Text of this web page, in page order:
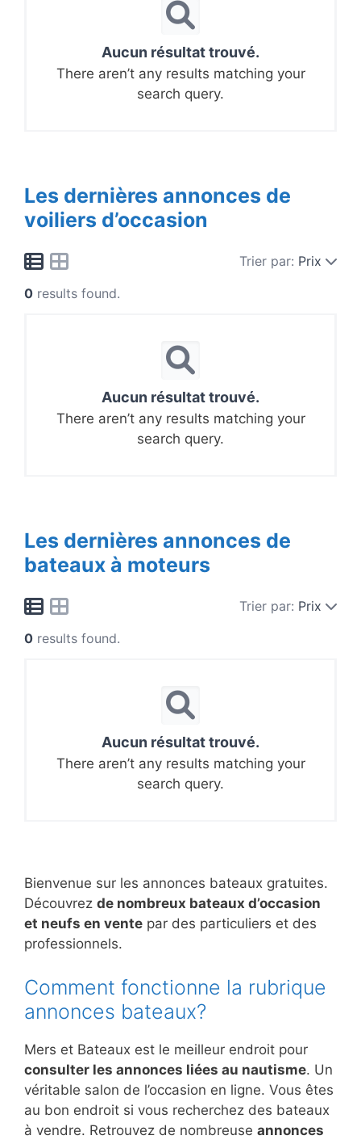
Aucun résultat trouvé.
There aren’t any results matching your
search query.
Les dernières annonces de
voiliers d’occasion
Trier par: Prix
0 results found.
Aucun résultat trouvé.
There aren’t any results matching your
search query.
Les dernières annonces de
bateaux à moteurs
Trier par: Prix
0 results found.
Aucun résultat trouvé.
There aren’t any results matching your
search query.
Bienvenue sur les annonces bateaux gratuites.
Découvrez de nombreux bateaux d’occasion
et neufs en vente par des particuliers et des
professionnels.
Comment fonctionne la rubrique
annonces bateaux?
Mers et Bateaux est le meilleur endroit pour
consulter les annonces liées au nautisme. Un
véritable salon de l’occasion en ligne. Vous êtes
au bon endroit si vous recherchez des bateaux
à vendre. Retrouvez de nombreuse annonces